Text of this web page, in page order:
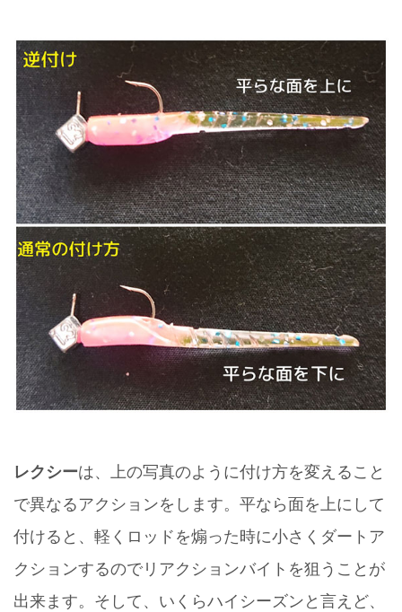
レクシーは、上の写真のように付け方を変えること
で異なるアクションをします。平なら面を上にして
付けると、軽くロッドを煽った時に小さくダートア
クションするのでリアクションバイトを狙うことが
出来ます。そして、いくらハイシーズンと言えど、